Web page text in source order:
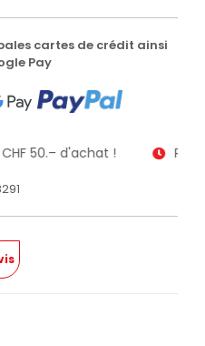
cartes de crédit ainsi
Pay
50.– d'achat !